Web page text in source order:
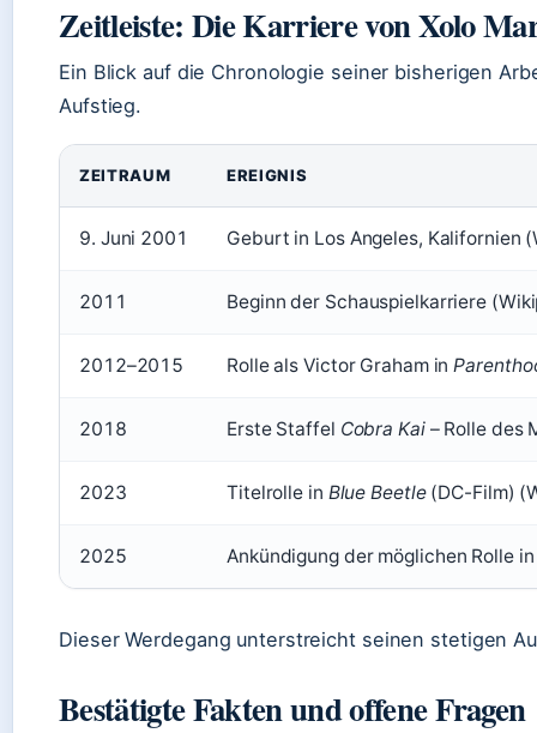
Zeitleiste: Die Karriere von Xolo
Ein Blick auf die Chronologie seiner bisherigen
Aufstieg.
ZEITRAUM EREIGNIS
9. Juni 2001 Geburt in Los Angeles, Kalifornien
2011 Beginn der Schauspielkarriere
2012–2015 Rolle als Victor Graham in
2018 Erste Staffel Cobra Kai– Rolle des
2023 Titelrolle in Blue Beetle(DC-Film)
2025 Ankündigung der möglichen Rolle
Dieser Werdegang unterstreicht seinen stetigen
Bestätigte Fakten und offene Fragen